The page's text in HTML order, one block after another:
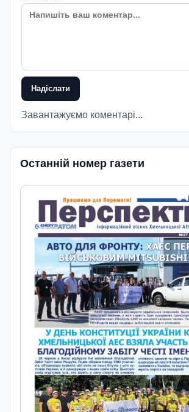
Надіслати
Завантажуємо коментарі...
Останній номер газети